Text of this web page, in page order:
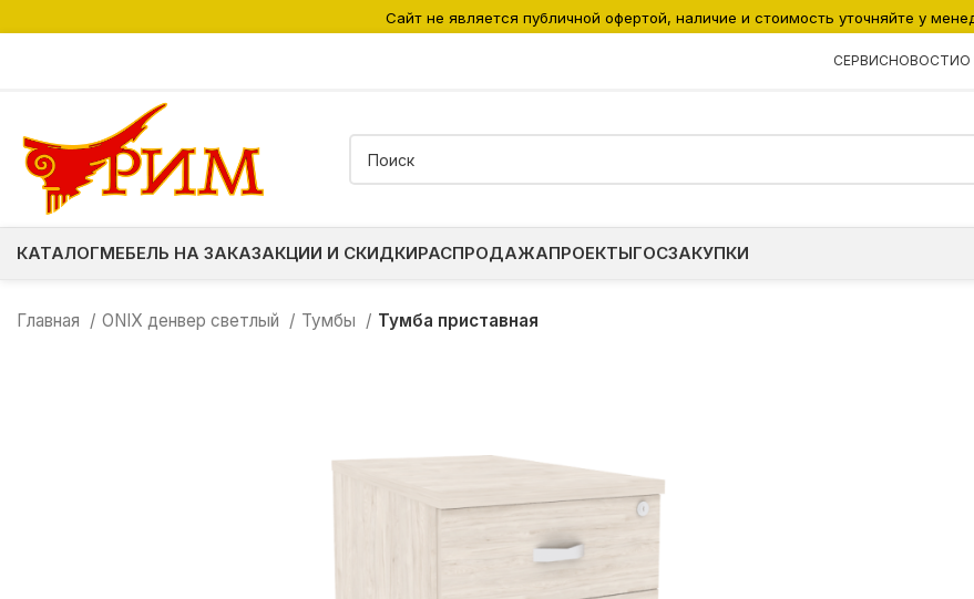
СЕРВИСНОВОСТИО
КАТАЛОГМЕБЕЛЬ НА ЗАКАЗАКЦИИ И СКИДКИРАСПРОДАЖАПРОЕКТЫГОСЗАКУПКИ
Главная ONIX денвер светлый Тумбы Тумба приставная
Сайт не является публичной офертой, наличие и стоимость уточняйте у